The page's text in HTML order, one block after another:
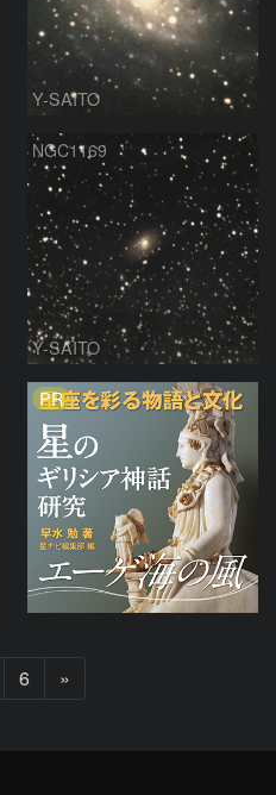
Y-SAITO
NGC1169
Y-SAITO
PR
6 »
へ